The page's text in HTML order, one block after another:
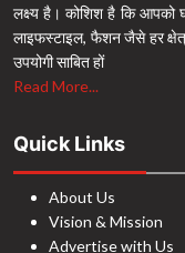
लक्ष्य है। कोशिश है कि आपको
लाइफस्टाइल, फैशन जैसे हर
उपयोगी साबित हों
Read More...
Quick Links
About Us
Vision & Mission
Advertise with Us